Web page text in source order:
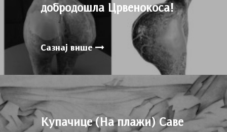
добродошла Црвенокоса!
Сазнај више
Купачице (На плажи) Саве